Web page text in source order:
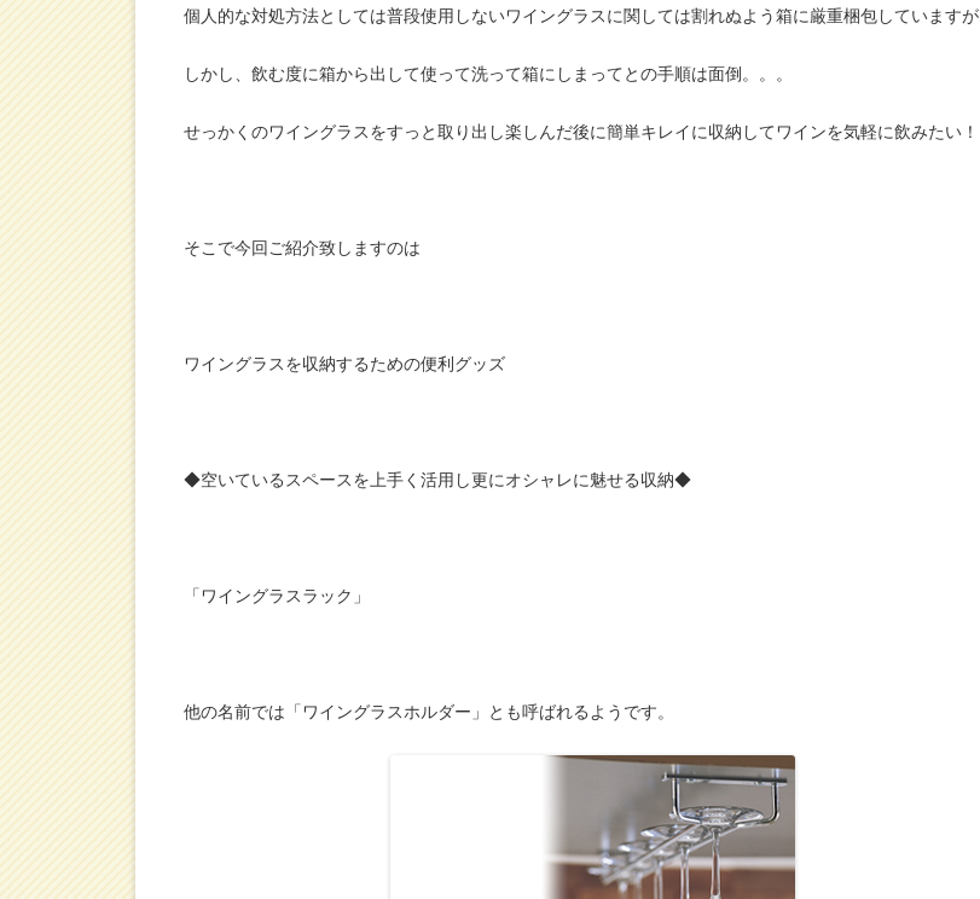
個人的な対処方法としては普段使用しないワイングラスに関しては割れぬよう箱に厳重梱包していますが
しかし、飲む度に箱から出して使って洗って箱にしまってとの手順は面倒。。。
せっかくのワイングラスをすっと取り出し楽しんだ後に簡単キレイに収納してワインを気軽に飲みたい！
そこで今回ご紹介致しますのは
ワイングラスを収納するための便利グッズ
◆空いているスペースを上手く活用し更にオシャレに魅せる収納◆
「ワイングラスラック」
他の名前では「ワイングラスホルダー」とも呼ばれるようです。